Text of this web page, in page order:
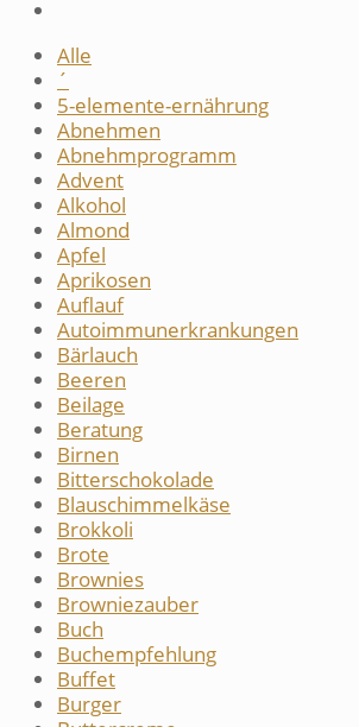
Alle
´
5-elemente-ernährung
Abnehmen
Abnehmprogramm
Advent
Alkohol
Almond
Apfel
Aprikosen
Auflauf
Autoimmunerkrankungen
Bärlauch
Beeren
Beilage
Beratung
Birnen
Bitterschokolade
Blauschimmelkäse
Brokkoli
Brote
Brownies
Browniezauber
Buch
Buchempfehlung
Buffet
Burger